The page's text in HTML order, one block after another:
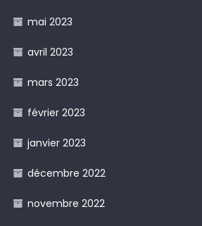
mai 2023
avril 2023
mars 2023
février 2023
janvier 2023
décembre 2022
novembre 2022